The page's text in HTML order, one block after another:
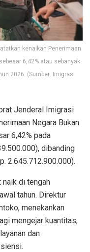
kenaikan Penerimaan
6,42% atau sebanyak
2026. (Sumber: Imigrasi
Jenderal Imigrasi
Negara Bukan
6,42% pada
dibanding
2.645.712.900.000).
di tengah
tahun. Direktur
menekankan
mengejar kuantitas,
dan